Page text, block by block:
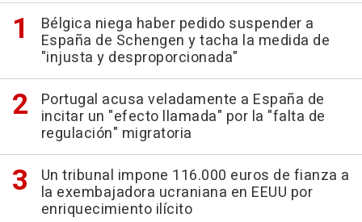
Bélgica niega haber pedido suspender a
España de Schengen y tacha la medida de
"injusta y desproporcionada"
Portugal acusa veladamente a España de
incitar un "efecto llamada" por la "falta de
regulación" migratoria
Un tribunal impone 116.000 euros de fianza a
la exembajadora ucraniana en EEUU por
enriquecimiento ilícito